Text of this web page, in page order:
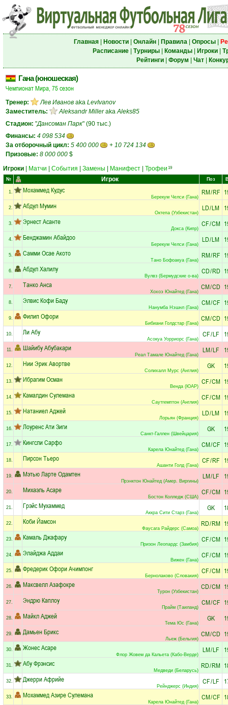
Главная| Новости| Онлайн| Правила| Опросы|
Расписание| Турниры| Команды| Игроки|
Рейтинги| Форум Чат|
Гана (юношеская)
Чемпионат Мира, 75 сезон
Тренер: Лев Иванов aka LevIvanov
Заместитель:
Aleksandr MillerakaAleks85
Стадион: "Дансоман Парк" (90 тыс.)
Финансы: 4 098 534
За отборочный цикл: 5 400 000 + 10 724 134
Призовые: 8 000 000 $
Игроки
Матчи События Замены Манифест Трофеи 19
№ Игрок Поз
1. Мохаммед Кудус
Берекум Челси (Гана)
RM/RF
2. Абдул Мумин
Октепа (Узбекистан)
LD/LM
3. Эрнест Асанте
Докса (Кипр)
CF/CM
4. Бенджамин Абайдоо
Берекум Челси (Гана)
LD/LM
5. Самми Осае Акото
Тано Бофоакуа (Гана)
RM/RF
6. Абдул Халилу
Вулвз (Бермудские о-ва)
CD/RD
7. Танко Анса
Хохоэ Юнайтед (Гана)
CM/CD
8. Элвис Кофи Баду
Нанумба Нэшнл (Гана)
CM/CF
9. Филип Офори
Бибиани Голдстар (Гана)
CM/CD
10. Ли Абу
Асокуа Уорриорс (Гана)
CF/LF
11. Шайибу Абубакари
Реал Тамале Юнайтед (Гана)
LM/LF
12. Нии Эрик Авортве
Солихалл Мурс (Англия)
GK
13. Ибрагим Осман
Венда (ЮАР)
CF/CM
14. Камалдин Сулемана
Саутгемптон (Англия)
CF/CM
15. Натаниел Аджей
Лорьян (Франция)
LD/LM
16. Лоуренс Ати Зиги
Санкт-Галлен (Швейцария)
GK
17. Кингсли Сарфо
Карела Юнайтед (Гана)
CM/CF
18. Пирсон Тьеро
Ашанти Голд (Гана)
CF/RF
19. Мэтью Ларте Одамтен
Прэнктон Юнайтед (Амер. Виргины)
LM/LF
20. Михаэль Асаре
Бостон Колледж (США)
CF/CM
21. Грэйс Мухаммед
Аккра Сити Старз (Гана)
GK
22. Коби Йамсон
Фаусага Райдерс (Самоа)
RD/RM
23. Камаль Джафару
Призон Леопардс (Замбия)
CF/CM
24. Элайджа Аддаи
Вижен (Гана)
CF/CM
25. Фредерик Офори Ачимпонг
Бернолаково (Словакия)
CF/CM
26. Максвелл Азафокре
Турон (Узбекистан)
CD/CM
27. Эндрю Каплоу
Прайм (Таиланд)
CM/CF
28. Майкл Аджей
Тема Юс (Гана)
GK
29. Дамьен Брикс
Льеж (Бельгия)
CM/CD
30. Жонес Асаре
Флор Жовем да Кальета (Кабо-Верде)
LM/LF
31. Абу Фрэнсис
Медведи (Беларусь)
RD/RM
32. Джерри Африйе
Рейнджерс (Индия)
CF/LF
33. Мохаммед Азире Сулемана
Карела Юнайтед (Гана)
CM/CF